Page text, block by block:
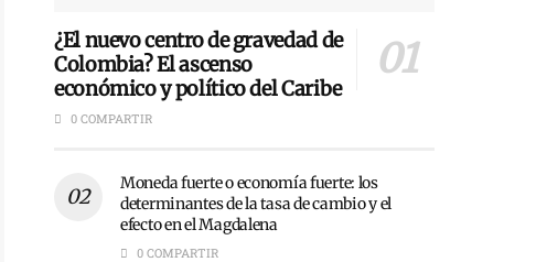
¿El nuevo centro de gravedad de
Colombia? El ascenso
económico y político del Caribe
0 COMPARTIR
Moneda fuerte o economía fuerte: los
determinantes de la tasa de cambio y el
efecto en el Magdalena
0 COMPARTIR